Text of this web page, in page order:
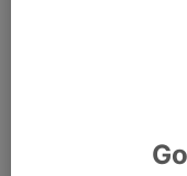
Här hamnar